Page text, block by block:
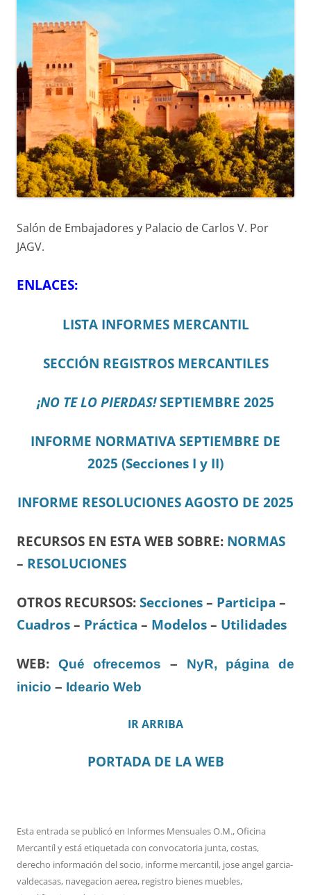
Salón de Embajadores y Palacio de Carlos V. Por
JAGV.
ENLACES:
LISTA INFORMES MERCANTIL
SECCIÓN REGISTROS MERCANTILES
¡NO TE LO PIERDAS!SEPTIEMBRE 2025
INFORME NORMATIVA SEPTIEMBRE DE
2025 (Secciones I y II)
INFORME RESOLUCIONES AGOSTO DE 2025
RECURSOS EN ESTA WEB SOBRE: NORMAS
– RESOLUCIONES
OTROS RECURSOS: Secciones – Participa –
Cuadros – Práctica – Modelos – Utilidades
WEB: Qué ofrecemos – NyR, página de
inicio – Ideario Web
IR ARRIBA
PORTADA DE LA WEB
Esta entrada se publicó en Informes Mensuales O.M.,Oficina
Mercantíly está etiquetada con convocatoria junta,costas,
derecho información del socio, informe mercantil, jose angel garcia-
valdecasas, navegacion aerea, registro bienes muebles,